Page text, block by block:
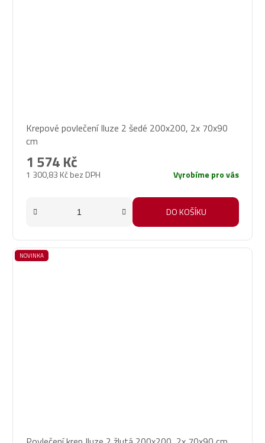
Krepové povlečení Iluze 2 šedé 200x200, 2x 70x90
cm
1 300,83 Kč bez DPH
1 574 Kč
Vyrobíme pro vás
DO KOŠÍKU
NOVINKA